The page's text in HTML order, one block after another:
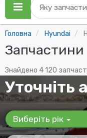
Яку
Головна Hyundai
Запчастини
Знайдено 4 120
Уточніть
Виберіть рік